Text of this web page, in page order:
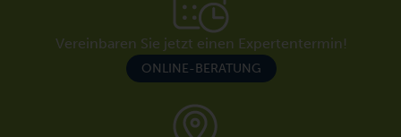
Vereinbaren Sie jetzt einen Expertentermin!
ONLINE-BERATUNG